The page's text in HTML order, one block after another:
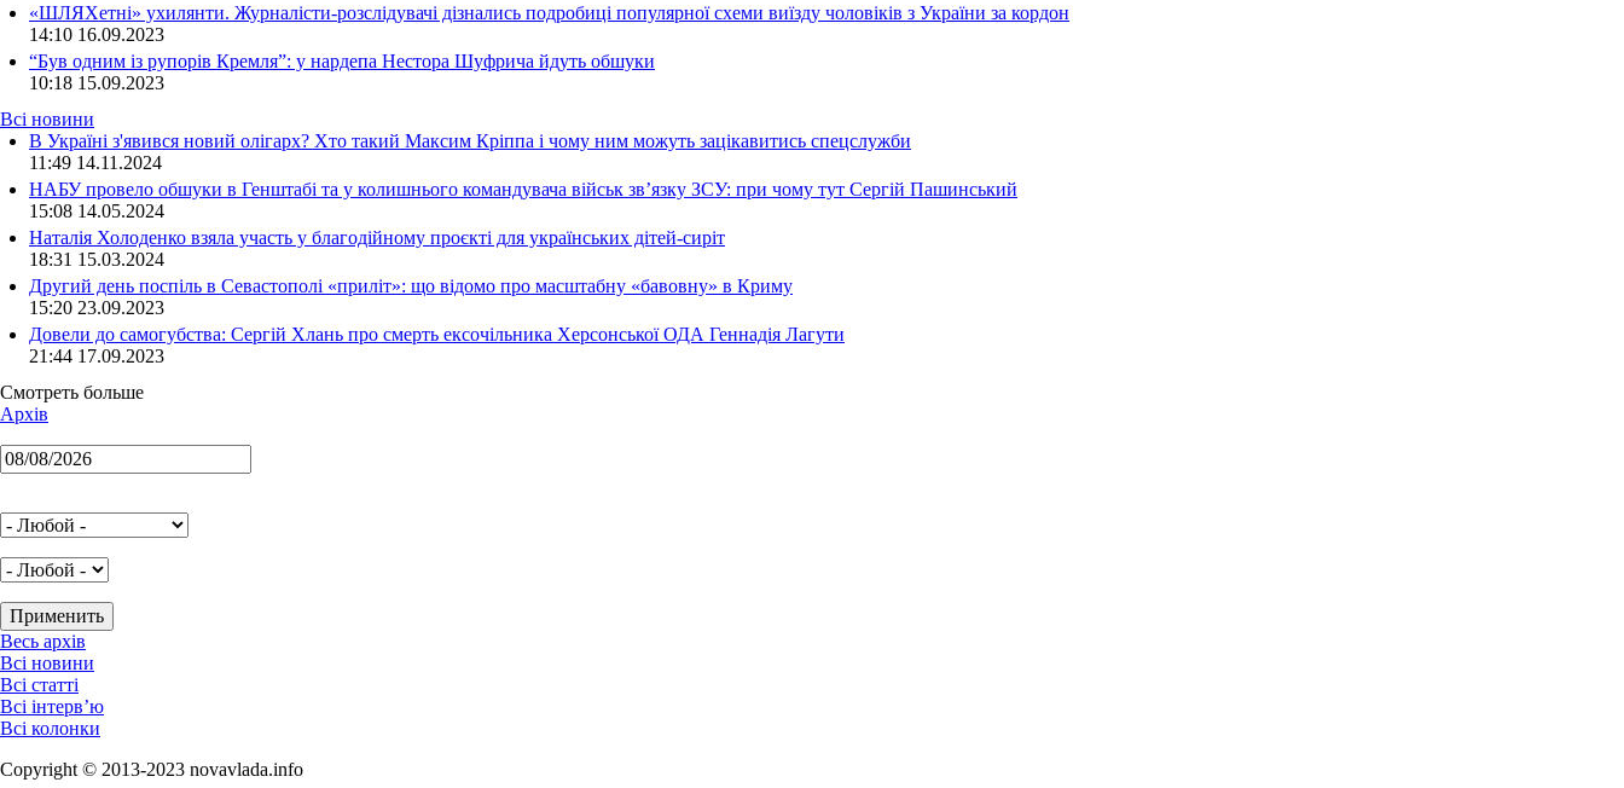
«ШЛЯХетні» ухилянти. Журналісти-розслідувачі дізнались подробиці популярної схеми виїзду чоловіків з України за кордон
14:10 16.09.2023
“Був одним із рупорів Кремля”: у нардепа Нестора Шуфрича йдуть обшуки
10:18 15.09.2023
Всі новини
В Україні з'явився новий олігарх? Хто такий Максим Кріппа і чому ним можуть зацікавитись спецслужби
11:49 14.11.2024
НАБУ провело обшуки в Генштабі та у колишнього командувача військ зв’язку ЗСУ: при чому тут Сергій Пашинський
15:08 14.05.2024
Наталія Холоденко взяла участь у благодійному проєкті для українських дітей-сиріт
18:31 15.03.2024
Другий день поспіль в Севастополі «приліт»: що відомо про масштабну «бавовну» в Криму
15:20 23.09.2023
Довели до самогубства: Сергій Хлань про смерть ексочільника Херсонської ОДА Геннадія Лагути
21:44 17.09.2023
Смотреть больше
Архів
Весь архів
Всі новини
Всі статті
Всі інтерв’ю
Всі колонки
Copyright © 2013-2023 novavlada.info